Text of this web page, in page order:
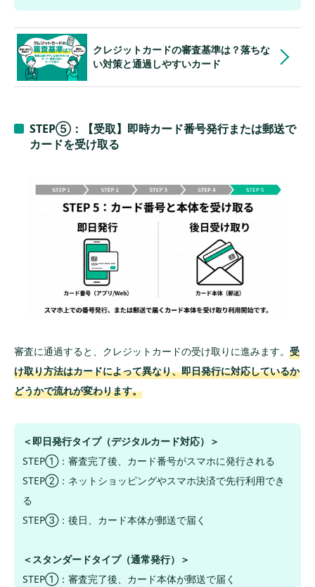
クレジットカードの審査基準は？落ちな
い対策と通過しやすいカード
STEP⑤：【受取】即時カード番号発行または郵送で
カードを受け取る
審査に通過すると、クレジットカードの受け取りに進みます。 受
け取り方法はカードによって異なり、即日発行に対応しているか
どうかで流れが変わります。
＜即日発行タイプ（デジタルカード対応）＞
STEP①：審査完了後、カード番号がスマホに発行される
STEP②：ネットショッピングやスマホ決済で先行利用でき
る
STEP③：後日、カード本体が郵送で届く
＜スタンダードタイプ（通常発行）＞
STEP①：審査完了後、カード本体が郵送で届く